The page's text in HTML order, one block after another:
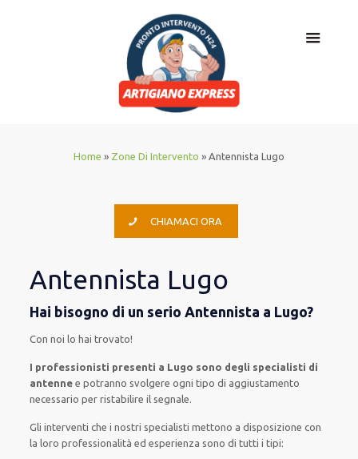
Home » Zone Di Intervento » Antennista Lugo
CHIAMACI ORA
Antennista Lugo
Hai bisogno di un serio Antennista a Lugo?
Con noi lo hai trovato!
I professionisti presenti a Lugo sono degli specialisti di
antenne e potranno svolgere ogni tipo di aggiustamento
necessario per ristabilire il segnale.
Gli interventi che i nostri specialisti mettono a disposizione con
la loro professionalità ed esperienza sono di tutti i tipi: